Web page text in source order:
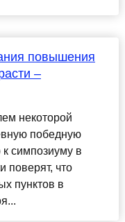
повышения
–
некоторой
победную
симпозиуму в
поверят, что
пунктов в